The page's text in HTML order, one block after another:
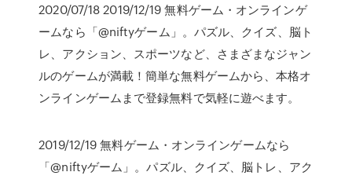
2020/07/18 2019/12/19 無料ゲーム・オンラインゲ
ームなら「@niftyゲーム」。パズル、クイズ、脳ト
レ、アクション、スポーツなど、さまざまなジャン
ルのゲームが満載！簡単な無料ゲームから、本格オ
ンラインゲームまで登録無料で気軽に遊べます。
2019/12/19 無料ゲーム・オンラインゲームなら
「@niftyゲーム」。パズル、クイズ、脳トレ、アク